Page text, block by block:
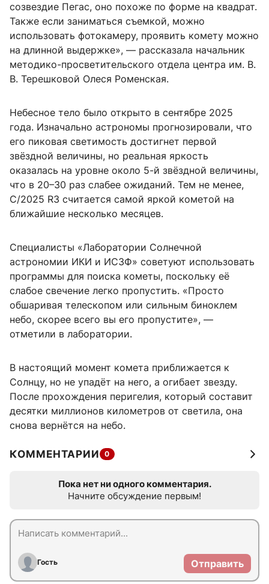
созвездие Пегас, оно похоже по форме на квадрат.
Также если заниматься съемкой, можно
использовать фотокамеру, проявить комету можно
на длинной выдержке», — рассказала начальник
методико-просветительского отдела центра им. В.
В. Терешковой Олеся Роменская.
Небесное тело было открыто в сентябре 2025
года. Изначально астрономы прогнозировали, что
его пиковая светимость достигнет первой
звёздной величины, но реальная яркость
оказалась на уровне около 5-й звёздной величины,
что в 20–30 раз слабее ожиданий. Тем не менее,
C/2025 R3 считается самой яркой кометой на
ближайшие несколько месяцев.
Специалисты «Лаборатории Солнечной
астрономии ИКИ и ИСЗФ» советуют использовать
программы для поиска кометы, поскольку её
слабое свечение легко пропустить. «Просто
обшаривая телескопом или сильным биноклем
небо, скорее всего вы его пропустите», —
отметили в лаборатории.
В настоящий момент комета приближается к
Солнцу, но не упадёт на него, а огибает звезду.
После прохождения перигелия, который составит
десятки миллионов километров от светила, она
снова вернётся на небо.
КОММЕНТАРИИ 0
Пока нет ни одного комментария.
Начните обсуждение первым!
Гость Отправить